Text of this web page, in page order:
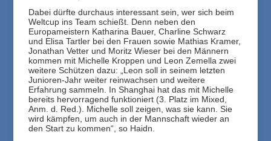
Dabei dürfte durchaus interessant sein, wer sich beim
Weltcup ins Team schießt. Denn neben den
Europameistern Katharina Bauer, Charline Schwarz
und Elisa Tartler bei den Frauen sowie Mathias Kramer,
Jonathan Vetter und Moritz Wieser bei den Männern
kommen mit Michelle Kroppen und Leon Zemella zwei
weitere Schützen dazu: „Leon soll in seinem letzten
Junioren-Jahr weiter reinwachsen und weitere
Erfahrung sammeln. In Shanghai hat das mit Michelle
bereits hervorragend funktioniert (3. Platz im Mixed,
Anm. d. Red.). Michelle soll zeigen, was sie kann. Sie
wird kämpfen, um auch in der Mannschaft wieder an
den Start zu kommen“, so Haidn.